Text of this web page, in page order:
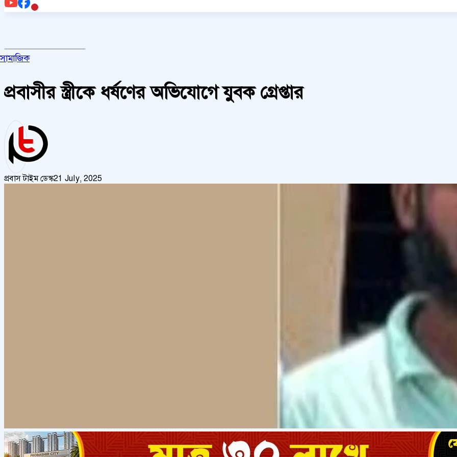
সামাজিক
প্রবাসীর স্ত্রীকে ধর্ষণের অভিযোগে যুবক গ্রেপ্তার
প্রবাস টাইম ডেস্ক21 July, 2025